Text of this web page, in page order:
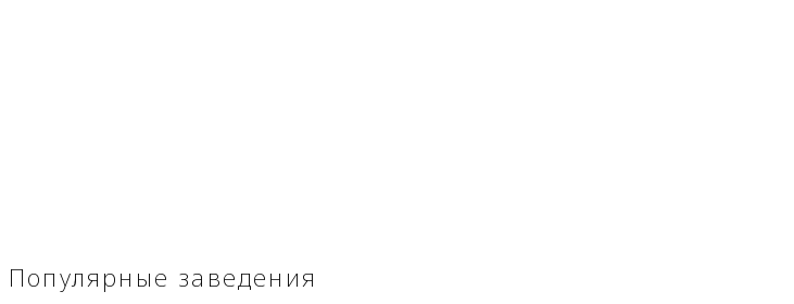
Популярные заведения